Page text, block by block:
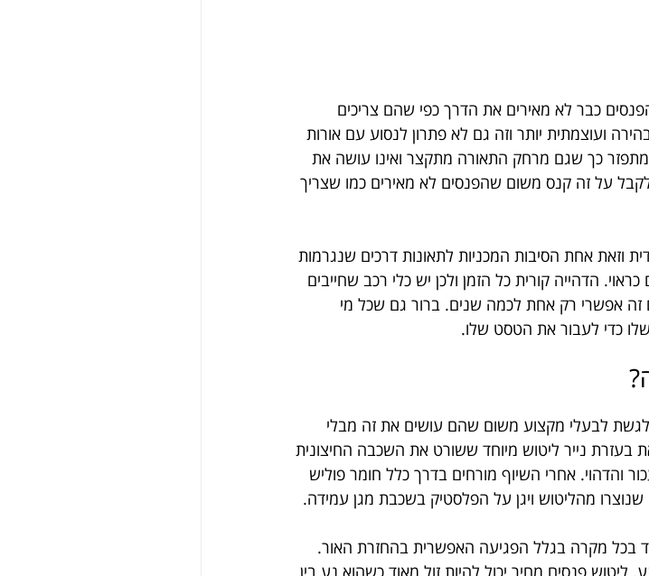
כבר לא מאירים את הדרך כפי שהם צריכים
ועוצמתית יותר וזה גם לא פתרון לנסוע עם אורות
מתפזר כך שגם מרחק התאורה מתקצר ואינו עושה את
על זה קנס משום שהפנסים לא מאירים כמו שצריך
וזאת אחת הסיבות המכניות לתאונות דרכים שנגרמות
הדהייה קורית כל הזמן ולכן יש כלי רכב שחייבים
אפשרי רק אחת לכמה שנים. ברור גם שכל מי
כדי לעבור את הטסט שלו.
לבעלי מקצוע משום שהם עושים את זה מבלי
בעזרת נייר ליטוש מיוחד ששורט את השכבה החיצונית
והדהוי. אחרי השיוף מורחים בדרך כלל חומר פוליש
מהליטוש ויגן על הפלסטיק בשכבת מגן עמידה.
בכל מקרה בגלל הפגיעה האפשרית בהחזרת האור.
פנסים מחיר יכול להיות זול מאוד כשהוא נע בין